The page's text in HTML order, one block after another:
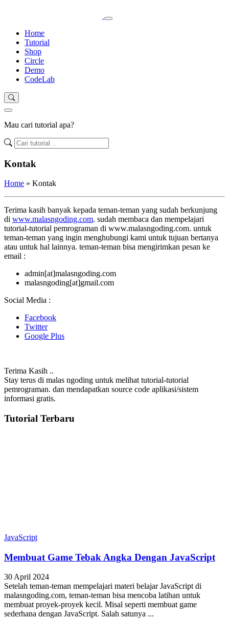
Home
Tutorial
Shop
Circle
Demo
CodeLab
Mau cari tutorial apa?
Kontak
Home » Kontak
Terima kasih banyak kepada teman-teman yang sudah berkunjung
di www.malasngoding.com. sudah membaca dan mempelajari
tutorial-tutorial pemrograman di www.malasngoding.com. untuk
teman-teman yang ingin menghubungi kami untuk tujuan bertanya
atau untuk hal lainnya. teman-teman bisa mengirimkan pesan ke
email :
admin[at]malasngoding.com
malasngoding[at]gmail.com
Social Media :
Facebook
Twitter
Google Plus
Terima Kasih ..
Stay terus di malas ngoding untuk melihat tutorial-tutorial
pemrograman. dan mendapatkan source code aplikasi/sistem
informasi gratis.
Tutorial Terbaru
JavaScript
Membuat Game Tebak Angka Dengan JavaScript
30 April 2024
Setelah teman-teman mempelajari materi belajar JavaScript di
malasngoding.com, teman-teman bisa mencoba latihan untuk
membuat proyek-proyek kecil. Misal seperti membuat game
sederhana dengan JavaScript. Salah satunya ...